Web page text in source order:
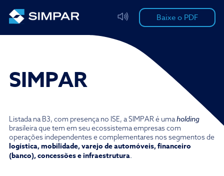
Baixe o PDF
SIMPAR
Listada na B3, com presença no ISE, a SIMPAR é umaholding
brasileira que tem em seu ecossistema empresas com
operações independentes e complementares nos segmentos de
logística, mobilidade, varejo de automóveis, financeiro
(banco), concessões e infraestrutura.